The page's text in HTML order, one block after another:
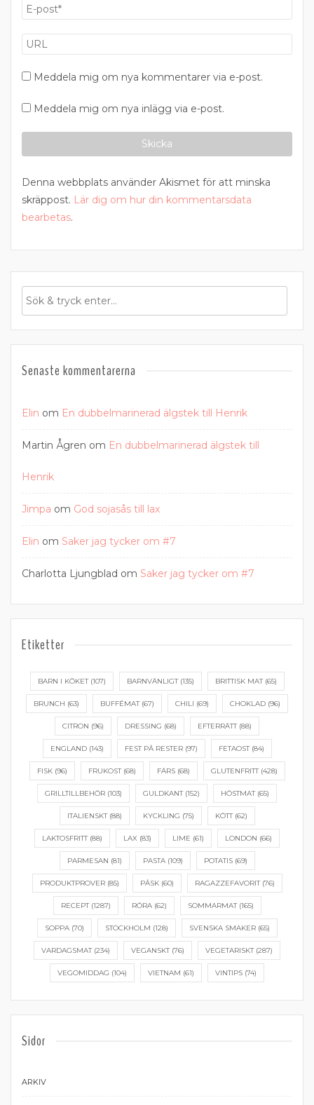
Meddela mig om nya kommentarer via e-post.
Meddela mig om nya inlägg via e-post.
Denna webbplats använder Akismet för att minska
skräppost. Lär dig om hur din kommentarsdata
bearbetas.
Senaste kommentarerna
Elin om En dubbelmarinerad älgstek till Henrik
Martin Ågren om En dubbelmarinerad älgstek till
Henrik
Jimpa om God sojasås till lax
Elin om Saker jag tycker om #7
Charlotta Ljungblad om Saker jag tycker om #7
Etiketter
BARN I KÖKET(107) BARNVÄNLIGT(135) BRITTISK MAT(65)
BRUNCH (63) BUFFÉMAT(67) CHILI (69) CHOKLAD (96)
CITRON (96) DRESSING (68) EFTERRÄTT(88)
ENGLAND(143) FEST PÅ RESTER(97) FETAOST(84)
FISK(96) FRUKOST(68) FÄRS(68) GLUTENFRITT(428)
GRILLTILLBEHÖR (103) GULDKANT(152) HÖSTMAT(65)
ITALIENSKT(88) KYCKLING (75) KÖTT(62)
LAKTOSFRITT(88) LAX (83) LIME (61) LONDON (66)
PARMESAN (81) PASTA(109) POTATIS(69)
PRODUKTPROVER(85) PÅSK(60) RAGAZZEFAVORIT(76)
RECEPT(1287) RÖRA(62) SOMMARMAT(165)
SOPPA(70) STOCKHOLM (128) SVENSKA SMAKER(65)
VARDAGSMAT(234) VEGANSKT(76) VEGETARISKT(287)
VEGOMIDDAG (104) VIETNAM (61) VINTIPS (74)
Sidor
ARKIV